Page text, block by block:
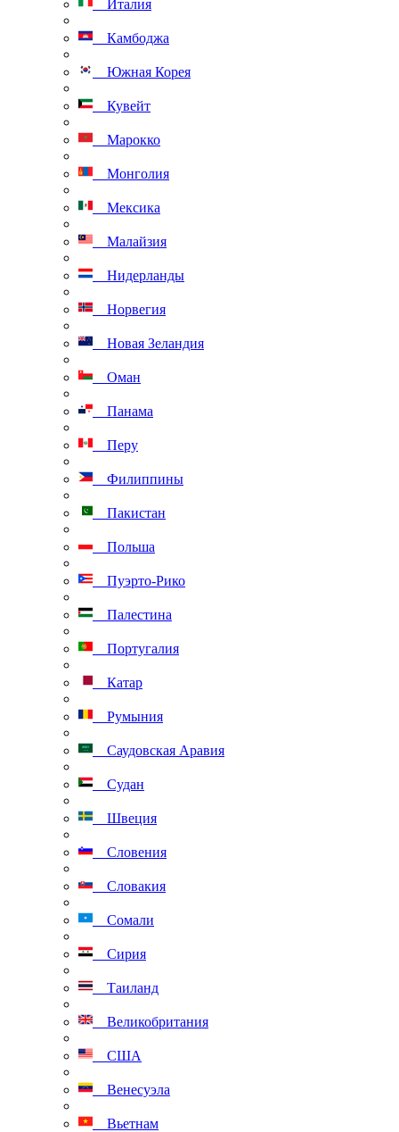
Италия
Камбоджа
Южная Корея
Кувейт
Марокко
Монголия
Мексика
Малайзия
Нидерланды
Норвегия
Новая Зеландия
Оман
Панама
Перу
Филиппины
Пакистан
Польша
Пуэрто-Рико
Палестина
Португалия
Катар
Румыния
Саудовская Аравия
Судан
Швеция
Словения
Словакия
Сомали
Сирия
Таиланд
Великобритания
США
Венесуэла
Вьетнам